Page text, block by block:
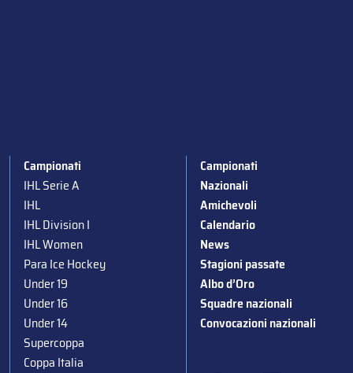
Campionati
IHL Serie A
IHL
IHL Division I
IHL Women
Para Ice Hockey
Under 19
Under 16
Under 14
Supercoppa
Coppa Italia
Campionati
Nazionali
Amichevoli
Calendario
News
Stagioni passate
Albo d’Oro
Squadre nazionali
Convocazioni nazionali